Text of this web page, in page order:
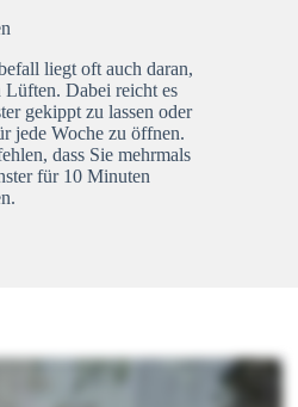
liegt oft auch daran,
Lüften. Dabei reicht es
gekippt zu lassen oder
jede Woche zu öffnen.
dass Sie mehrmals
für 10 Minuten